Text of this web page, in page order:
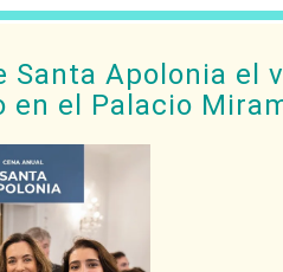
Santa Apolonia el
en el Palacio